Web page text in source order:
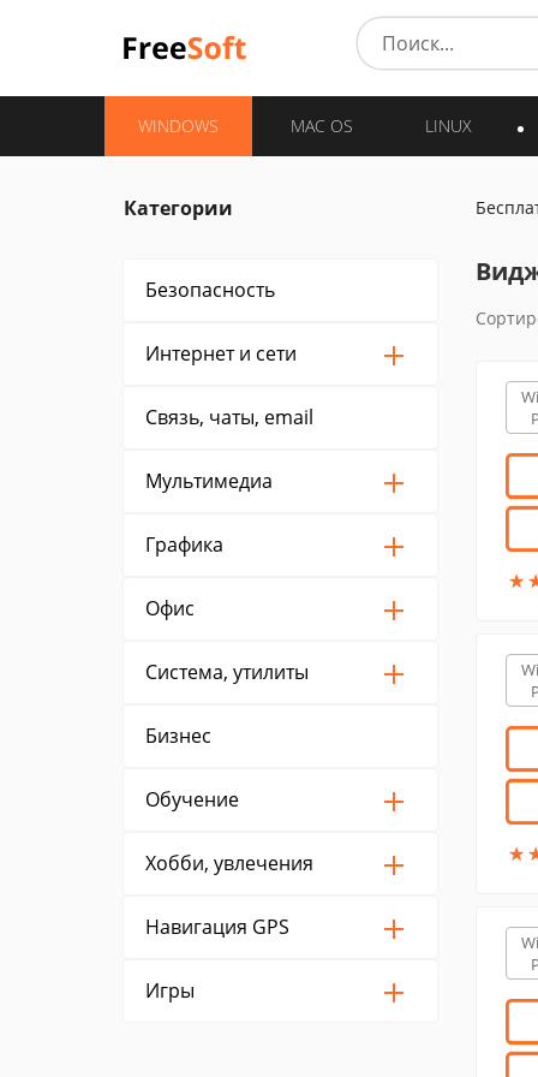
WINDOWS MAC OS LINUX
Категории
Безопасность
Интернет и cети
Связь, чаты, email
Мультимедиа
Графика
Офис
Система, утилиты
Бизнес
Обучение
Хобби, увлечения
Навигация GPS
Игры
★
★
★
★